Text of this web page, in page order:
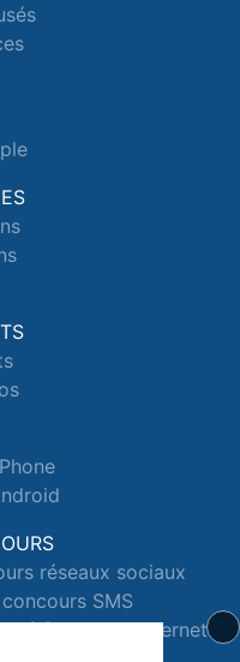
réseaux sociaux
SMS
téléphone et internet